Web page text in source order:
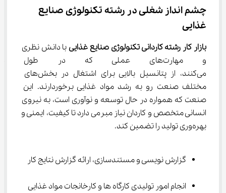
چشم انداز شغلی در رشته تکنولوژی صنایع
غذایی
بازار کار رشته کاردانی تکنولوژی صنایع غذایی با دانش نظری
و مهارت‌های عملی که در
می‌کنند، از پتانسیل بالایی برای اشتغال در بخش‌های
مختلف صنعت رو به رشد مواد غذایی برخوردارند. این
صنعت که همواره در حال توسعه و نوآوری است، به نیروی
انسانی متخصص و کاردان نیاز مبرمی دارد تا کیفیت، ایمنی و
بهره‌وری تولید را تضمین کند.
گزارش­ نویسی و مستندسازی، ارائه گزارش نتایج کار
انجام امور تولیدی کارگاه ها و کارخانجات مواد غذایی